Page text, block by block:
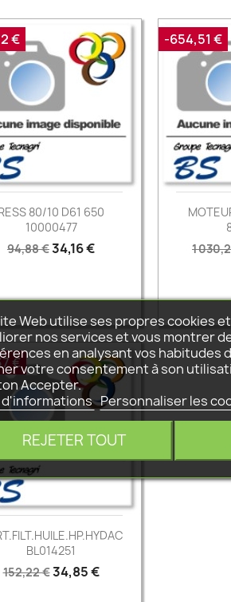
80/10 D61 650
10000477
Prix
94,88 €Prix
34,16 €
€
Aperçu rapide
Prix
1
-654,51 €

BL014251
Prix
152,22 €Prix
34,85 €
€
Web utilise ses propres cookies
nos services et vous montrer
en analysant vos habitudes
votre consentement à son
Accepter.
d'informations Personnaliser les
REJETER TOUT